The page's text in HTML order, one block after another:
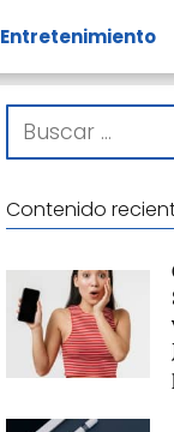
Entretenimiento
Contenido